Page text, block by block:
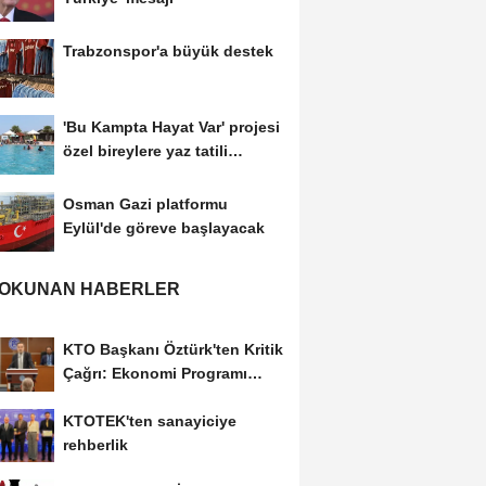
Trabzonspor'a büyük destek
'Bu Kampta Hayat Var' projesi
özel bireylere yaz tatili
Osman Gazi platformu
Eylül'de göreve başlayacak
HABERLER
KTO Başkanı Öztürk'ten Kritik
Çağrı: Ekonomi Programı
KTOTEK'ten sanayiciye
rehberlik